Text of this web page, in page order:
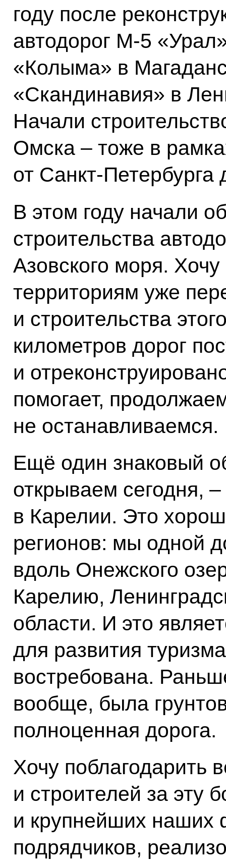
году после
автодорог М-5
«Колыма» в
«Скандинавия» в
Начали
Омска – тоже в
от Санкт-Петербурга
В этом году начали
строительства
Азовского моря.
территориям уже
и строительства
километров дорог
и
помогает,
не останавливаемся.
Ещё один знаковый
открываем сегодня,
в Карелии. Это
регионов: мы одной
вдоль Онежского
Карелию,
области. И это
для развития
востребована.
вообще, была
полноценная дорога.
Хочу поблагодарить
и строителей за эту
и крупнейших наших
подрядчиков,